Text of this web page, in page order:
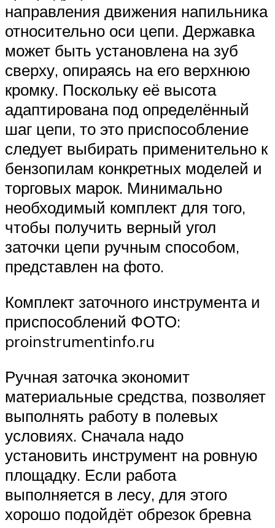
направления движения напильника
относительно оси цепи. Державка
может быть установлена на зуб
сверху, опираясь на его верхнюю
кромку. Поскольку её высота
адаптирована под определённый
шаг цепи, то это приспособление
следует выбирать применительно к
бензопилам конкретных моделей и
торговых марок. Минимально
необходимый комплект для того,
чтобы получить верный угол
заточки цепи ручным способом,
представлен на фото.
Комплект заточного инструмента и
приспособлений ФОТО:
proinstrumentinfo.ru
Ручная заточка экономит
материальные средства, позволяет
выполнять работу в полевых
условиях. Сначала надо
установить инструмент на ровную
площадку. Если работа
выполняется в лесу, для этого
хорошо подойдёт обрезок бревна